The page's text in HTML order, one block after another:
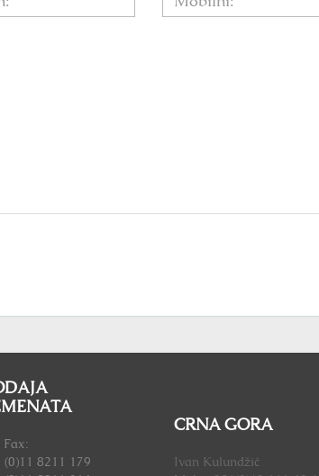
Fax:
(0)11 8211 179
CRNA GORA
Ivan Kulundžić